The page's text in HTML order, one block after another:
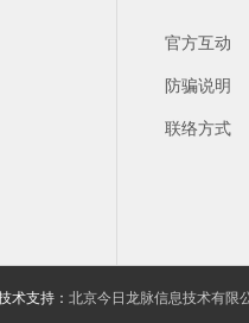
官方互动
防骗说明
联络方式
支持： 北京今日龙脉信息技术有限